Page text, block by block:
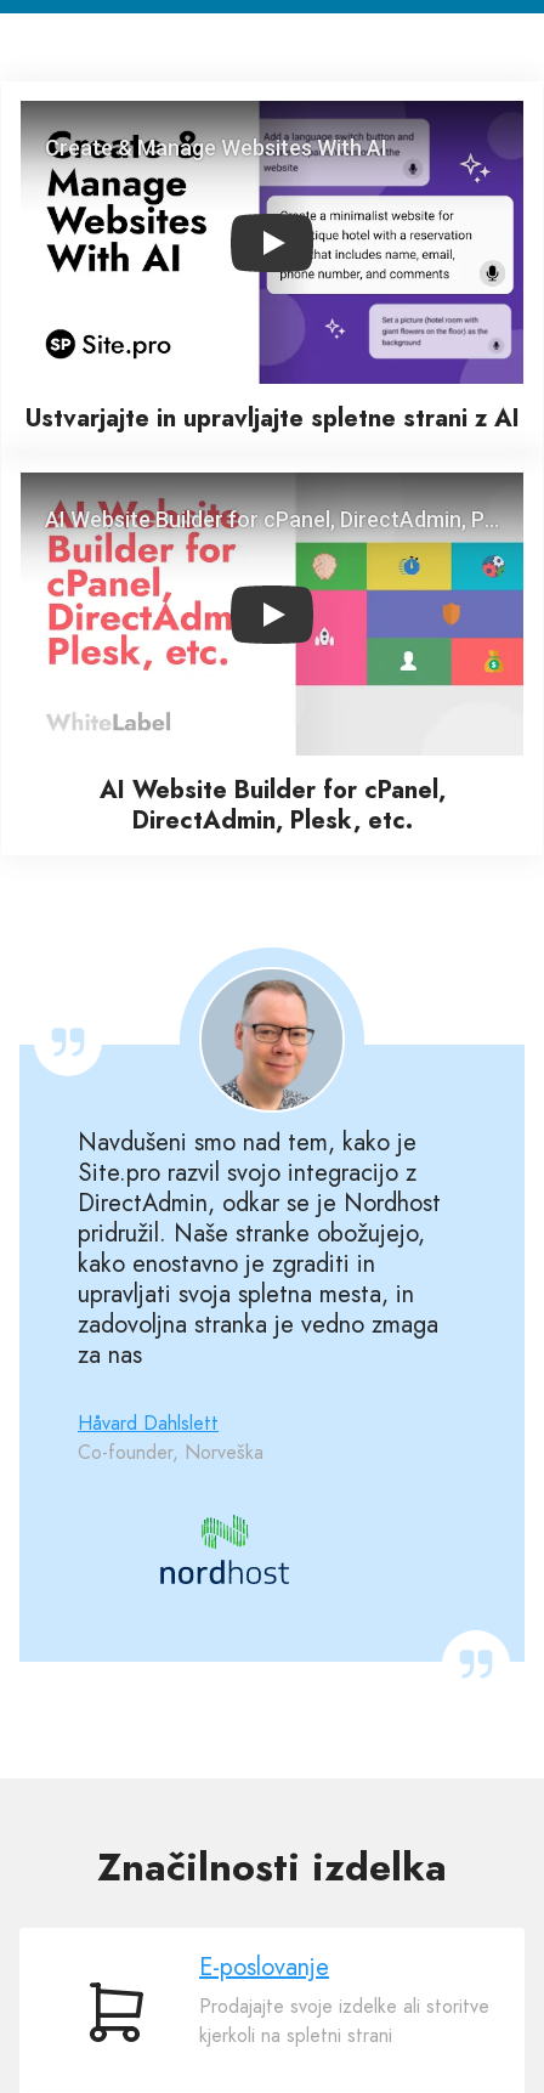
Play
Ustvarjajte in upravljajte spletne strani z AI
Play
AI Website Builder for cPanel,
DirectAdmin, Plesk, etc.
Navdušeni smo nad tem, kako je
Site.pro razvil svojo integracijo z
DirectAdmin, odkar se je Nordhost
pridružil. Naše stranke obožujejo,
kako enostavno je zgraditi in
upravljati svoja spletna mesta, in
zadovoljna stranka je vedno zmaga
za nas
Håvard Dahlslett
Co-founder, Norveška
Značilnosti izdelka
E-
E-poslovanje
Prodajajte svoje izdelke ali storitve
kjerkoli na spletni strani